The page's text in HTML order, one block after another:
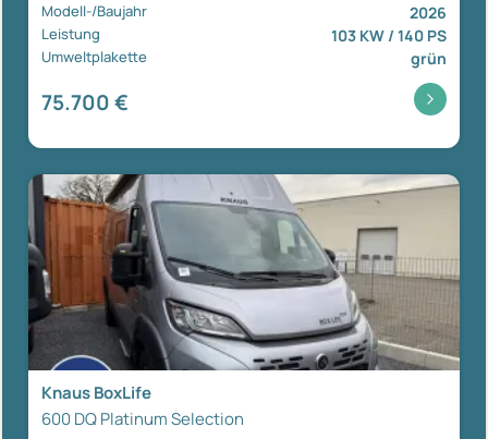
Modell-/Baujahr 2026
Leistung 103 KW / 140 PS
Umweltplakette grün
75.700 €
Knaus BoxLife
600 DQ Platinum Selection